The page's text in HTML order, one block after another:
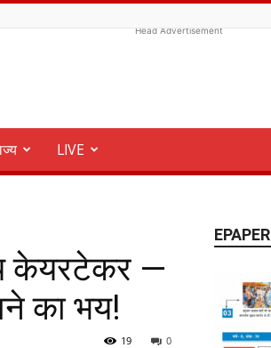
Head Advertisement
LIVE
केयरटेकर —
का भय!
0
19
EPAPER